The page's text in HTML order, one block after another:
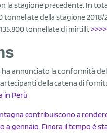
la stagione precedente. In
della stagione 2018/
tonnellate di mirtilli.
ha annunciato la conformità
della catena di
in Perù
contribuiscono a
a gennaio. Finora il tempo è